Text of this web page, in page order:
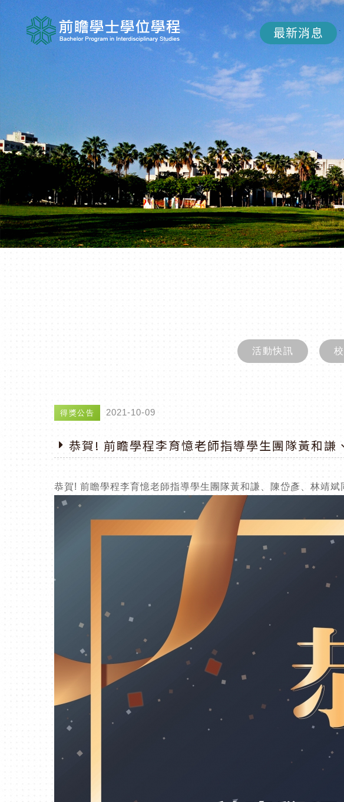
最新消息
活動快訊
得獎公告 2021-10-09
恭賀! 前瞻學程李育憶老師指導學生團隊黃和
恭賀! 前瞻學程李育憶老師指導學生團隊黃和謙、陳岱彥、林靖